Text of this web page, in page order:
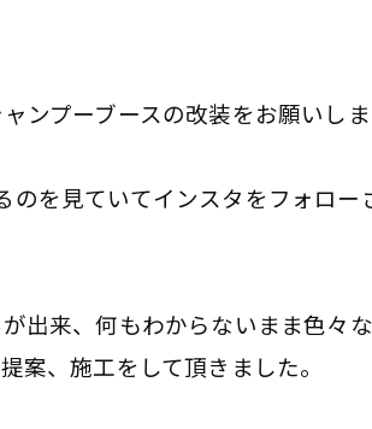
ンプーブースの改装をお願いしま
を見ていてインスタをフォロ
出来、何もわからないまま色々
案、施工をして頂きました。